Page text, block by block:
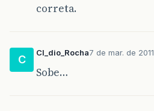
correta.
C
Cl_dio_Rocha7 de mar. de 2011
Sobe…